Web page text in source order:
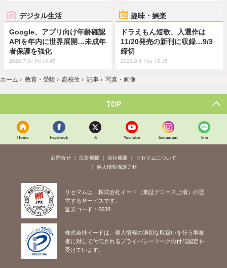
デジタル生活
Google、アプリ向け年齢確認
APIを年内に世界展開…未成年
者保護を強化
2026.7.31 Fri 13:45
趣味・娯楽
ドラえもん短歌、入選作は
11/20発売の新刊に収録…9/3
締切
2026.8.6 Thu 15:15
ホーム › 教育・受験 › 高校生 › 記事 › 写真・画像
TOP
Home Facebook X YouTube Instagram line
お問合せ 広告掲載 会社概要
リセマムについて
個人情報保護方針
リセマムは、株式会社イード（東証グロース上場）の運
営するサービスです。
証券コード：6038
株式会社イードは、個人情報の適切な取扱いを行う事業
者に対して付与されるプライバシーマークの付与認定を
受けています。